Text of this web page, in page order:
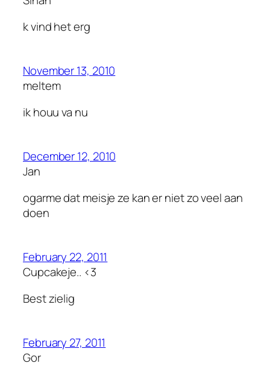
k vind het erg
November 13, 2010
meltem
ik houu va nu
December 12, 2010
Jan
ogarme dat meisje ze kan er niet zo veel aan
doen
February 22, 2011
Cupcakeje.. <3
Best zielig
February 27, 2011
Gor